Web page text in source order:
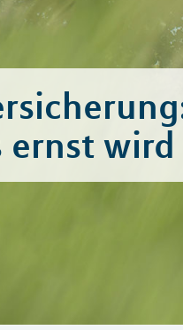
ernst wird